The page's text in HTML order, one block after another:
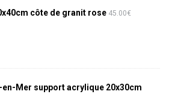
côte de granit rose 45.00€
en-Mer support acrylique 20x30cm